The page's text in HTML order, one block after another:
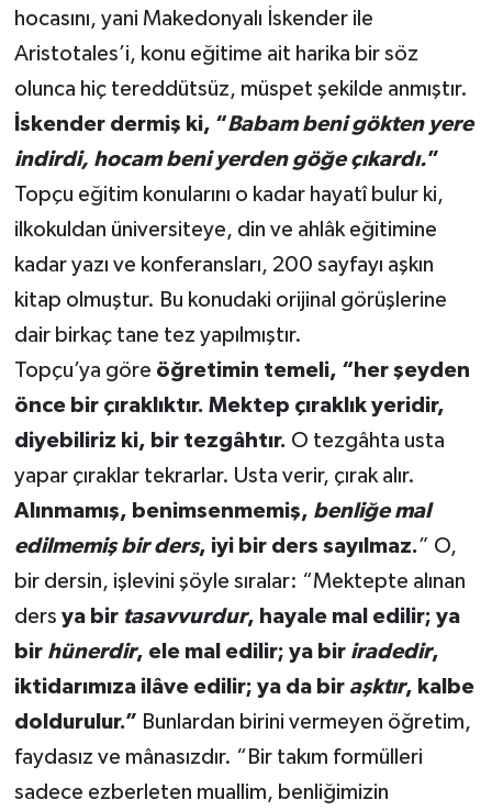
hocasını, yani Makedonyalı İskender ile
Aristotales’i, konu eğitime ait harika bir söz
olunca hiç tereddütsüz, müspet şekilde anmıştır.
İskender dermiş ki, “Babam beni gökten yere
indirdi, hocam beni yerden göğe çıkardı.”
Topçu eğitim konularını o kadar hayatî bulur ki,
ilkokuldan üniversiteye, din ve ahlâk eğitimine
kadar yazı ve konferansları, 200 sayfayı aşkın
kitap olmuştur. Bu konudaki orijinal görüşlerine
dair birkaç tane tez yapılmıştır.
Topçu’ya göre öğretimin temeli, “her şeyden
önce bir çıraklıktır. Mektep çıraklık yeridir,
diyebiliriz ki, bir tezgâhtır. O tezgâhta usta
yapar çıraklar tekrarlar. Usta verir, çırak alır.
Alınmamış, benimsenmemiş, benliğe mal
edilmemiş bir ders, iyi bir ders sayılmaz.” O,
bir dersin, işlevini şöyle sıralar: “Mektepte alınan
ders ya bir tasavvurdur, hayale mal edilir; ya
bir hünerdir, ele mal edilir; ya bir iradedir,
iktidarımıza ilâve edilir; ya da bir aşktır, kalbe
doldurulur.” Bunlardan birini vermeyen öğretim,
faydasız ve mânasızdır. “Bir takım formülleri
sadece ezberleten muallim, benliğimizin